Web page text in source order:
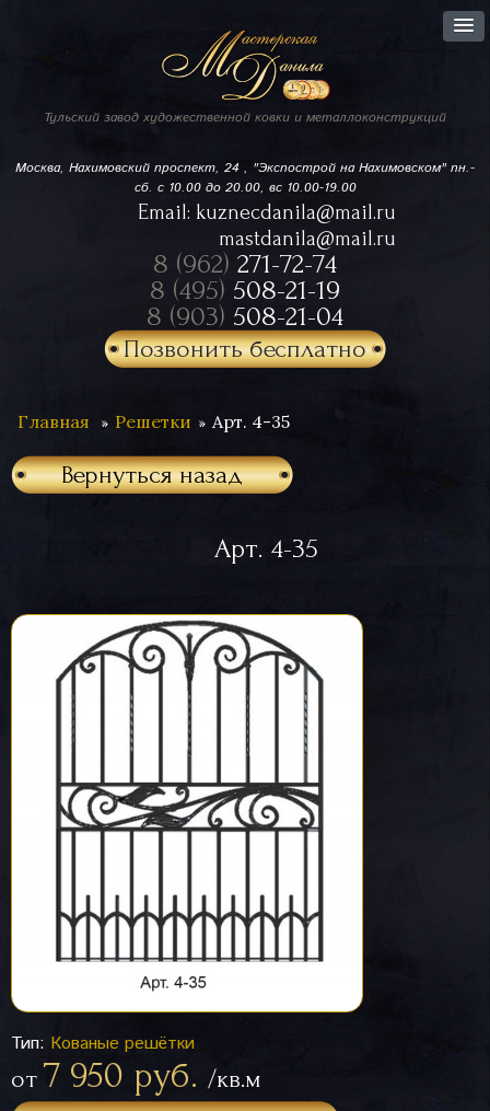
Тульский завод художественной ковки и металлоконструкций
Москва, Нахимовский проспект, 24 , "Экспострой на Нахимовском"пн.-
сб. с 10.00 до 20.00, вс 10.00-19.00
Email: kuznecdanila@mail.ru
mastdanila@mail.ru
8 (962) 271-72-74
8 (495) 508-21-19
8 (903) 508-21-04
Позвонить бесплатно
Главная Решетки Арт. 4-35
Вернуться назад
Арт. 4-35
Тип: Кованые решётки
от 7 950 руб. /кв.м